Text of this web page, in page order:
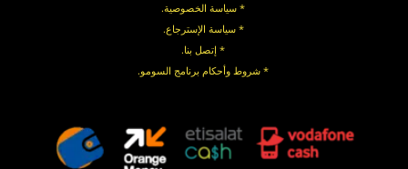
* سياسة الخصوصية.
*سياسة الإسترجاع.
* إتصل بنا.
* شروط وأحكام برنامج السومو.